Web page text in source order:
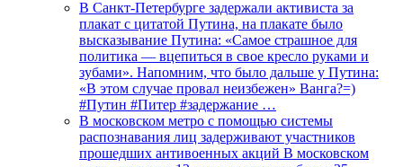
В Санкт-Петербурге задержали активиста за
плакат с цитатой Путина, на плакате было
высказывание Путина: «Самое страшное для
политика — вцепиться в свое кресло руками и
зубами». Напомним, что было дальше у Путина:
«В этом случае провал неизбежен» Ванга?=)
#Путин #Питер #задержание …
В московском метро с помощью системы
распознавания лиц задерживают участников
прошедших антивоенных акций В московском